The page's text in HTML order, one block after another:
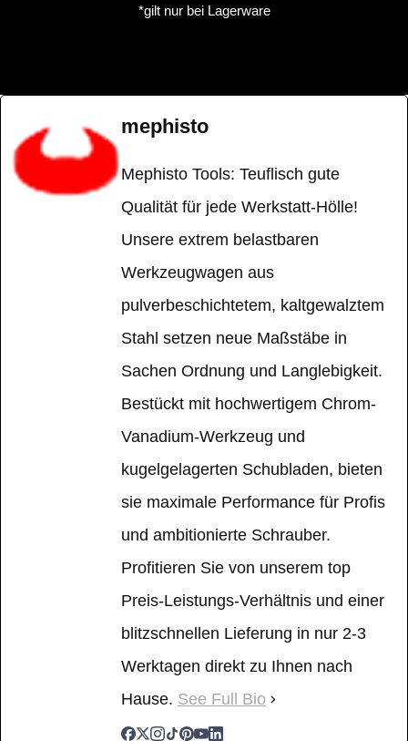
*gilt nur bei Lagerware
mephisto
Mephisto Tools: Teuflisch gute
Qualität für jede Werkstatt-Hölle!
Unsere extrem belastbaren
Werkzeugwagen aus
pulverbeschichtetem, kaltgewalztem
Stahl setzen neue Maßstäbe in
Sachen Ordnung und Langlebigkeit.
Bestückt mit hochwertigem Chrom-
Vanadium-Werkzeug und
kugelgelagerten Schubladen, bieten
sie maximale Performance für Profis
und ambitionierte Schrauber.
Profitieren Sie von unserem top
Preis-Leistungs-Verhältnis und einer
blitzschnellen Lieferung in nur 2-3
Werktagen direkt zu Ihnen nach
Hause. See Full Bio